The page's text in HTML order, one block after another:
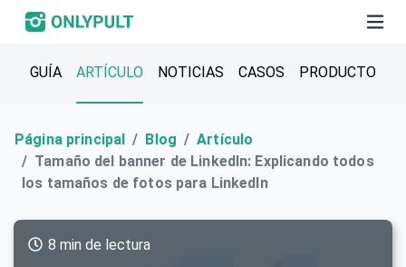
GUÍA ARTÍCULO NOTICIAS CASOS PRODUCTO
Página principal Blog
Artículo
Tamaño del banner de LinkedIn: Explicando todos
los tamaños de fotos para LinkedIn
8 min de lectura